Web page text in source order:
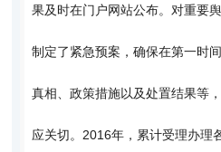
果及时在门户网站公布。对重要
制定了紧急预案，确保在第一时
真相、政策措施以及处置结果等
应关切。2016年，累计受理办理